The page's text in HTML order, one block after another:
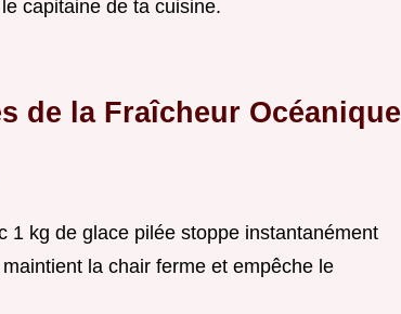
capitaine de ta cuisine.
de la Fraîcheur Océanique
1 kg de glace pilée stoppe instantanément
la chair ferme et empêche le